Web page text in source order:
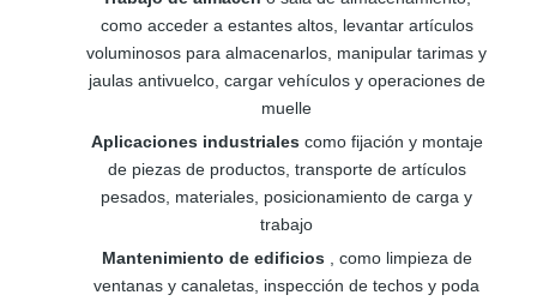
como acceder a estantes altos, levantar artículos
voluminosos para almacenarlos, manipular tarimas y
jaulas antivuelco, cargar vehículos y operaciones de
muelle
Aplicaciones industriales como fijación y montaje
de piezas de productos, transporte de artículos
pesados, materiales, posicionamiento de carga y
trabajo
Mantenimiento de edificios
, como limpieza de
ventanas y canaletas, inspección de techos y poda